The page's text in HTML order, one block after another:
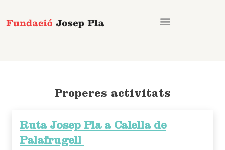
al
Properes activitats
Ruta Josep Pla a Calella de
Palafrugell